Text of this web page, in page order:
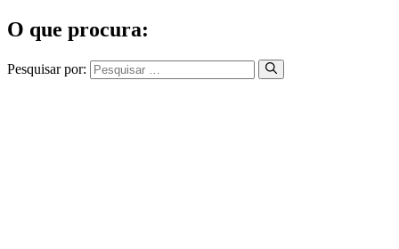
O que procura:
Pesquisar por: